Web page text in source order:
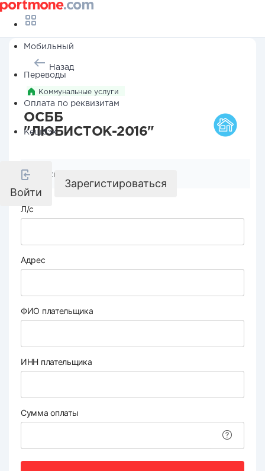
Мобильный
Переводы
Оплата по реквизитам
Кешбэк
Войти
Зарегистироваться
Назад
Коммунальные услуги
ОСББ
"ЛЮБИСТОК-2016"
Реквизиты компании
Л/с
Адрес
ФИО плательщика
ИНН плательщика
Сумма оплаты